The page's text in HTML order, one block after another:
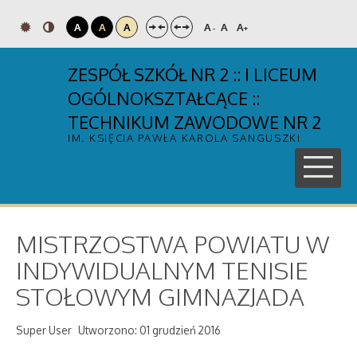
A A A A- A A+
ZESPÓŁ SZKÓŁ NR 2 :: I LICEUM
OGÓLNOKSZTAŁCĄCE ::
TECHNIKUM ZAWODOWE NR 2
IM. KSIĘCIA PAWŁA KAROLA SANGUSZKI
MISTRZOSTWA POWIATU W
INDYWIDUALNYM TENISIE
STOŁOWYM GIMNAZJADA
Super User Utworzono: 01 grudzień 2016